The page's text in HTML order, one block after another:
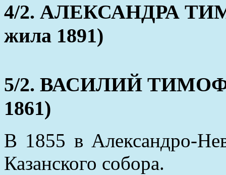
4/2. АЛЕКСАНДРА
жила 1891)
5/2. ВАСИЛИЙ
1861)
В 1855 в Александро-
Казанского собора.